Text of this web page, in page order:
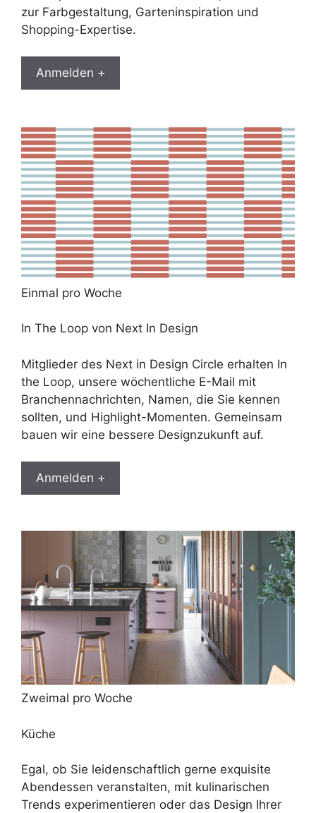
zur Farbgestaltung, Garteninspiration und
Shopping-Expertise.
Anmelden +
Einmal pro Woche
In The Loop von Next In Design
Mitglieder des Next in Design Circle erhalten In
the Loop, unsere wöchentliche E-Mail mit
Branchennachrichten, Namen, die Sie kennen
sollten, und Highlight-Momenten. Gemeinsam
bauen wir eine bessere Designzukunft auf.
Anmelden +
Zweimal pro Woche
Küche
Egal, ob Sie leidenschaftlich gerne exquisite
Abendessen veranstalten, mit kulinarischen
Trends experimentieren oder das Design Ihrer